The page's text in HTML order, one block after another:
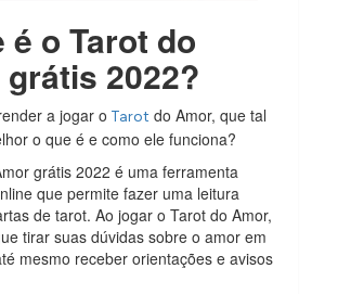
é o Tarot do
2022?
a jogar o Tarot do Amor, que tal
o que é e como ele funciona?
grátis 2022 é uma ferramenta
que permite fazer uma leitura
de tarot. Ao jogar o Tarot do Amor,
tirar suas dúvidas sobre o amor em
mesmo receber orientações e avisos